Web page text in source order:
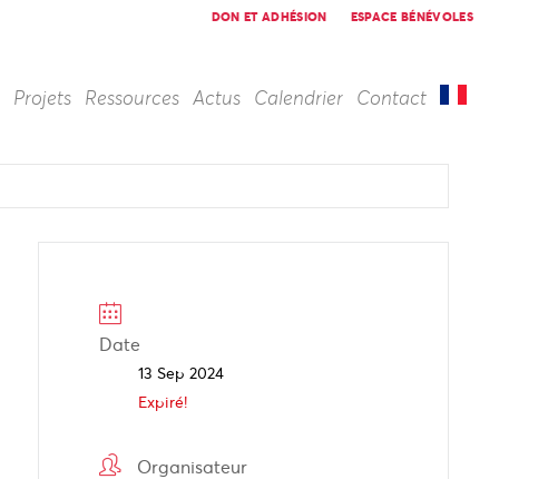
DON ET ADHÉSION ESPACE BÉNÉVOLES
Projets Ressources Actus Calendrier Contact
Date
13 Sep 2024
Expiré!
Organisateur